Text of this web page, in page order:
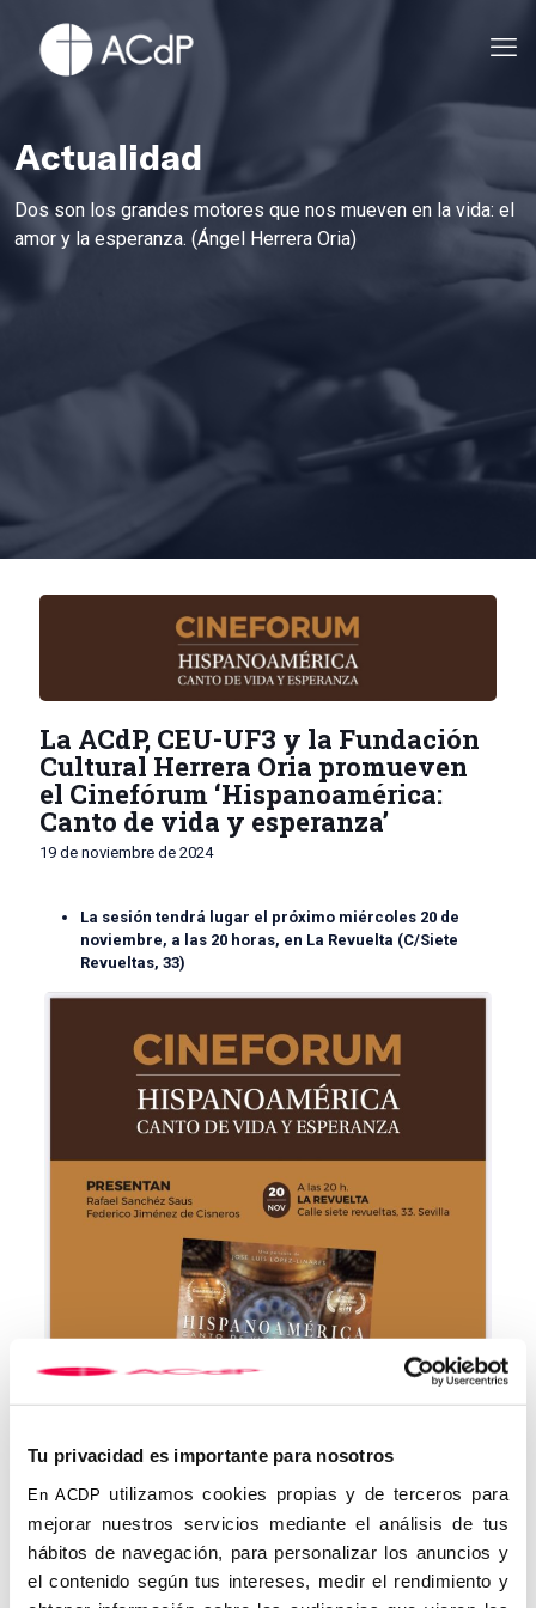
Tu privacidad es importante para nosotros
En ACDP utilizamos cookies propias y de terceros para
mejorar nuestros servicios mediante el análisis de tus
hábitos de navegación, para personalizar los anuncios y
el contenido según tus intereses, medir el rendimiento y
Actualidad
Dos son los grandes motores que nos mueven en la vida: el
amor y la esperanza. (Ángel Herrera Oria)
La ACdP, CEU-UF3 y la Fundación
Cultural Herrera Oria promueven
el Cinefórum ‘Hispanoamérica:
Canto de vida y esperanza’
19 de noviembre de 2024
La sesión tendrá lugar el próximo miércoles 20 de
noviembre, a las 20 horas, en La Revuelta (C/Siete
Revueltas, 33)